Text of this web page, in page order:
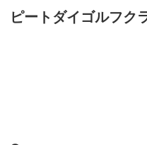
ピートダイゴルフ